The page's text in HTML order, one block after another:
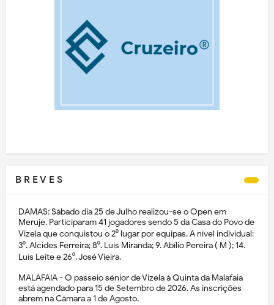
B R E V E S
DAMAS: Sábado dia 25 de Julho realizou-se o Open em
Meruje. Participaram 41 jogadores sendo 5 da Casa do Povo de
Vizela que conquistou o 2⁰ lugar por equipas. A nível individual:
3⁰. Alcides Ferreira; 8⁰. Luís Miranda; 9. Abílio Pereira ( M ); 14.
Luís Leite e 26⁰. José Vieira.
MALAFAIA - O passeio sénior de Vizela à Quinta da Malafaia
está agendado para 15 de Setembro de 2026. As inscrições
abrem na Câmara a 1 de Agosto.